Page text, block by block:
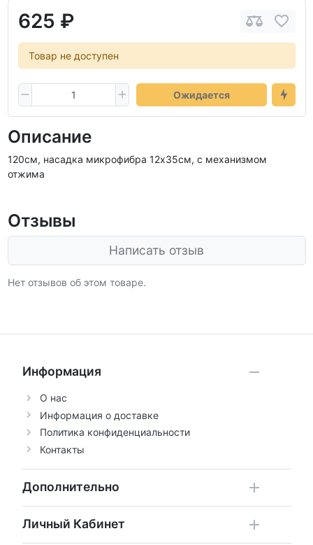
625 ₽
Товар не доступен
Ожидается
Описание
120см, насадка микрофибра 12х35см, c механизмом
отжима
Отзывы
Написать отзыв
Нет отзывов об этом товаре.
Информация
О нас
Информация о доставке
Политика конфиденциальности
Контакты
Дополнительно
Личный Кабинет